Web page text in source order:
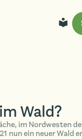
Wald?
im Nordwesten
nun ein neuer Wald